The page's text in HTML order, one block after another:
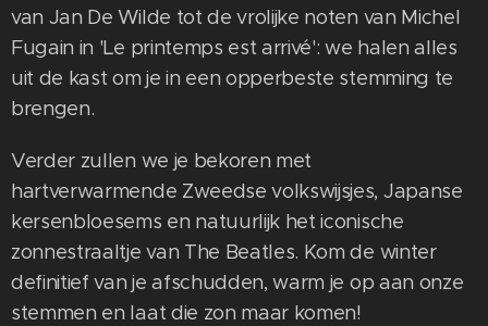
van Jan De Wilde tot de vrolijke noten van Michel
Fugain in 'Le printemps est arrivé': we halen alles
uit de kast om je in een opperbeste stemming te
brengen.
Verder zullen we je bekoren met
hartverwarmende Zweedse volkswijsjes, Japanse
kersenbloesems en natuurlijk het iconische
zonnestraaltje van The Beatles. Kom de winter
definitief van je afschudden, warm je op aan onze
stemmen en laat die zon maar komen!